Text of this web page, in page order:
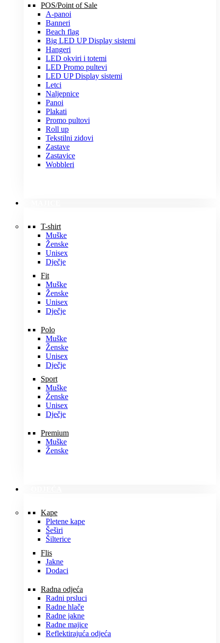
POS/Point of Sale
A-panoi
Banneri
Beach flag
Big LED UP Display sistemi
Hangeri
LED okviri i totemi
LED Promo pultevi
LED UP Display sistemi
Letci
Naljepnice
Panoi
Plakati
Promo pultovi
Roll up
Tekstilni zidovi
Zastave
Zastavice
Wobbleri
T-shirt
Muške
Ženske
Unisex
Dječje
Fit
Muške
Ženske
Unisex
Dječje
Polo
Muške
Ženske
Unisex
Dječje
Sport
Muške
Ženske
Unisex
Dječje
Premium
Muške
Ženske
Kape
Pletene kape
Šeširi
Šilterice
Flis
Jakne
Dodaci
Radna odjeća
Radni prsluci
Radne hlače
Radne jakne
Radne majice
Reflektirajuća odjeća